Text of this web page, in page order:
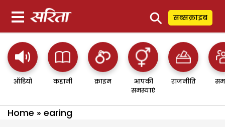
⚲ सब्सक्राइब
ऑडियो कहानी क्राइम
आपकी
समस्याएं
राजनीति
Home » earing